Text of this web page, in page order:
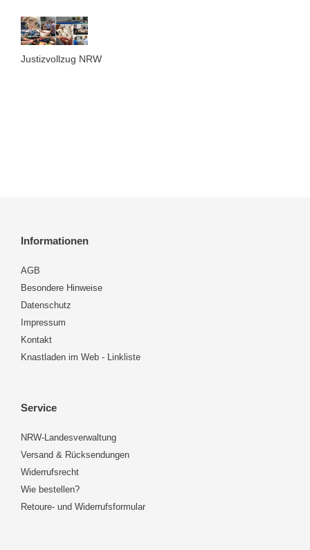
Justizvollzug NRW
Informationen
AGB
Besondere Hinweise
Datenschutz
Impressum
Kontakt
Knastladen im Web - Linkliste
Service
NRW-Landesverwaltung
Versand & Rücksendungen
Widerrufsrecht
Wie bestellen?
Retoure- und Widerrufsformular